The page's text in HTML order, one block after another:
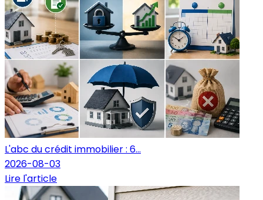
L'abc du crédit immobilier : 6...
2026-08-03
Lire l'article